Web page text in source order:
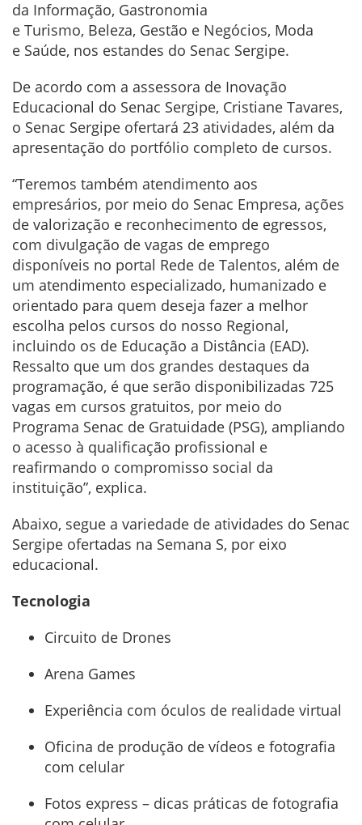
da Informação, Gastronomia
e Turismo, Beleza, Gestão e Negócios, Moda
e Saúde, nos estandes do Senac Sergipe.
De acordo com a assessora de Inovação
Educacional do Senac Sergipe, Cristiane Tavares,
o Senac Sergipe ofertará 23 atividades, além da
apresentação do portfólio completo de cursos.
“Teremos também atendimento aos
empresários, por meio do Senac Empresa, ações
de valorização e reconhecimento de egressos,
com divulgação de vagas de emprego
disponíveis no portal Rede de Talentos, além de
um atendimento especializado, humanizado e
orientado para quem deseja fazer a melhor
escolha pelos cursos do nosso Regional,
incluindo os de Educação a Distância (EAD).
Ressalto que um dos grandes destaques da
programação, é que serão disponibilizadas 725
vagas em cursos gratuitos, por meio do
Programa Senac de Gratuidade (PSG), ampliando
o acesso à qualificação profissional e
reafirmando o compromisso social da
instituição”, explica.
Abaixo, segue a variedade de atividades do Senac
Sergipe ofertadas na Semana S, por eixo
educacional.
Tecnologia
Circuito de Drones
Arena Games
Experiência com óculos de realidade virtual
Oficina de produção de vídeos e fotografia
com celular
Fotos express – dicas práticas de fotografia